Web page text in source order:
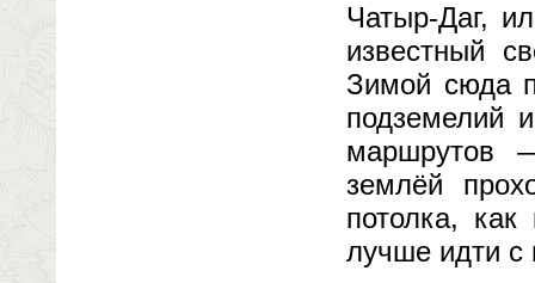
Чатыр-Даг,
известный
Зимой сюда
подземелий
маршрутов
землёй
потолка,
лучше идти с